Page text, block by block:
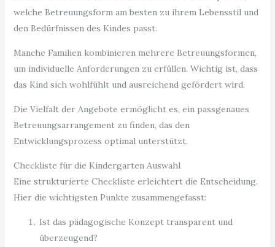
welche Betreuungsform am besten zu ihrem Lebensstil und
den Bedürfnissen des Kindes passt.
Manche Familien kombinieren mehrere Betreuungsformen,
um individuelle Anforderungen zu erfüllen. Wichtig ist, dass
das Kind sich wohlfühlt und ausreichend gefördert wird.
Die Vielfalt der Angebote ermöglicht es, ein passgenaues
Betreuungsarrangement zu finden, das den
Entwicklungsprozess optimal unterstützt.
Checkliste für die Kindergarten Auswahl
Eine strukturierte Checkliste erleichtert die Entscheidung.
Hier die wichtigsten Punkte zusammengefasst:
Ist das pädagogische Konzept transparent und
überzeugend?